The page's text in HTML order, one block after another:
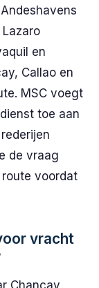
en
Callao en
MSC voegt
toe aan
de vraag
voordat
vracht
Chancay